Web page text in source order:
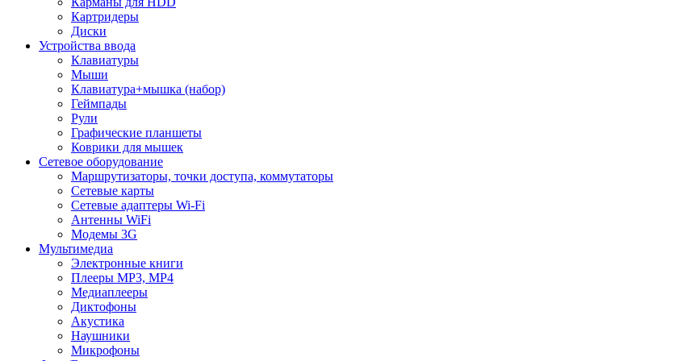
Картридеры
Диски
Устройства ввода
Клавиатуры
Мыши
Клавиатура+мышка (набор)
Геймпады
Рули
Графические планшеты
Коврики для мышек
Сетевое оборудование
Маршрутизаторы, точки доступа, коммутаторы
Сетевые карты
Сетевые адаптеры Wi-Fi
Антенны WiFi
Модемы 3G
Мультимедиа
Электронные книги
Плееры MP3, MP4
Медиаплееры
Диктофоны
Акустика
Наушники
Микрофоны